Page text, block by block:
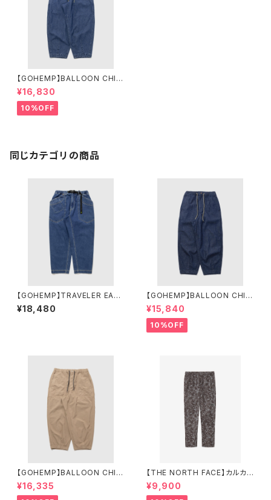
【GOHEMP】BALLOON CHIL
L PANTS USED WASH
¥16,830
10%OFF
同じカテゴリの商品
【GOHEMP】TRAVELER EASY
PANTS USED WASH
¥18,480
【GOHEMP】BALLOON CHIL
L PANTS ONE WASH
¥15,840
10%OFF
【GOHEMP】BALLOON CHIL
L PANTS
¥16,335
【THE NORTH FACE】カルカパ
ンツ（メンズ）
¥9,900